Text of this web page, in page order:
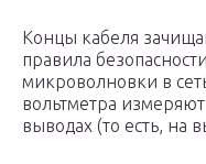
Концы кабеля
правила
микроволновки в
вольтметра
выводах (то есть, на